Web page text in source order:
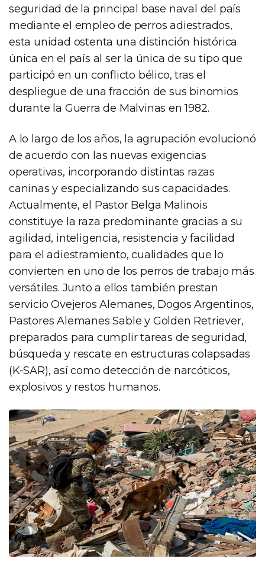
seguridad de la principal base naval del país
mediante el empleo de perros adiestrados,
esta unidad ostenta una distinción histórica
única en el país al ser la única de su tipo que
participó en un conflicto bélico, tras el
despliegue de una fracción de sus binomios
durante la Guerra de Malvinas en 1982.
A lo largo de los años, la agrupación evolucionó
de acuerdo con las nuevas exigencias
operativas, incorporando distintas razas
caninas y especializando sus capacidades.
Actualmente, el Pastor Belga Malinois
constituye la raza predominante gracias a su
agilidad, inteligencia, resistencia y facilidad
para el adiestramiento, cualidades que lo
convierten en uno de los perros de trabajo más
versátiles. Junto a ellos también prestan
servicio Ovejeros Alemanes, Dogos Argentinos,
Pastores Alemanes Sable y Golden Retriever,
preparados para cumplir tareas de seguridad,
búsqueda y rescate en estructuras colapsadas
(K-SAR), así como detección de narcóticos,
explosivos y restos humanos.